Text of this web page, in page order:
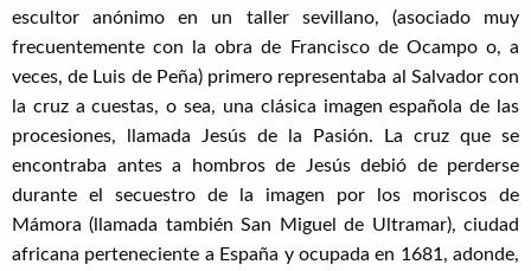
escultor anónimo en un taller sevillano, (asociado muy
frecuentemente con la obra de Francisco de Ocampo o, a
veces, de Luis de Peña) primero representaba al Salvador con
la cruz a cuestas, o sea, una clásica imagen española de las
procesiones, llamada Jesús de la Pasión. La cruz que se
encontraba antes a hombros de Jesús debió de perderse
durante el secuestro de la imagen por los moriscos de
Mámora (llamada también San Miguel de Ultramar), ciudad
africana perteneciente a España y ocupada en 1681, adonde,